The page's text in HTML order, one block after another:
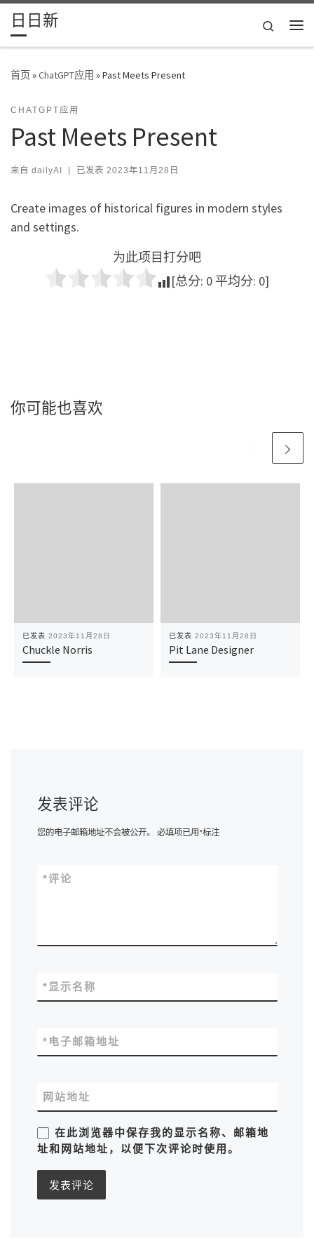
Skip to content
日日新
Search
首页»ChatGPT应用 »Past Meets Present
CHATGPT应用
Past Meets Present
来自 dailyAI | 已发表 2023年11月28日
Create images of historical figures in modern styles
and settings.
为此项目打分吧
[总分: 0 平均分: 0]
你可能也喜欢
已发表 2023年11月28日
Chuckle Norris
已发表 2023年11月28日
Pit Lane Designer
发表评论
您的电子邮箱地址不会被公开。 必填项已用*标注
评论
*
显示名称
*
电子邮箱地址
*
网站地址
在此浏览器中保存我的显示名称、邮箱地
址和网站地址，以便下次评论时使用。